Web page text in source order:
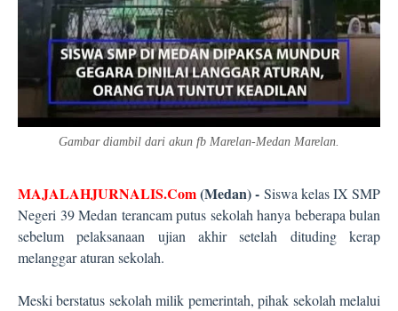
Gambar diambil dari akun fb Marelan-Medan Marelan.
MAJALAHJURNALIS.Com(Medan) - Siswa kelas IX SMP
Negeri 39 Medan terancam putus sekolah hanya beberapa bulan
sebelum pelaksanaan ujian akhir setelah dituding kerap
melanggar aturan sekolah.
Meski berstatus sekolah milik pemerintah, pihak sekolah melalui